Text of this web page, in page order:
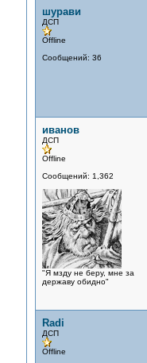
шурави
ДСП
Offline
Сообщений: 36
иванов
ДСП
Offline
Сообщений: 1,362
"Я мзду не беру, мне за
державу обидно"
Radi
ДСП
Offline